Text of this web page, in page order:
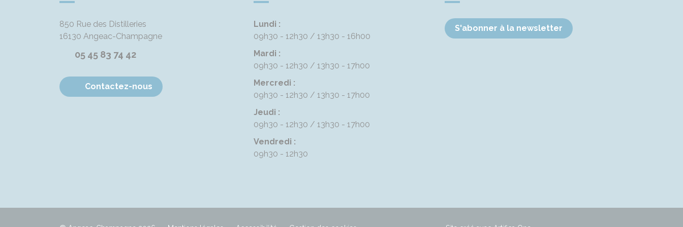
850 Rue des Distilleries
16130 Angeac-Champagne
05 45 83 74 42
Contactez-nous
Lundi :
09h30 - 12h30
13h30 - 16h00
Mardi :
09h30 - 12h30
13h30 - 17h00
Mercredi :
09h30 - 12h30
13h30 - 17h00
Jeudi :
09h30 - 12h30
13h30 - 17h00
Vendredi :
09h30 - 12h30
S'abonner à la newsletter